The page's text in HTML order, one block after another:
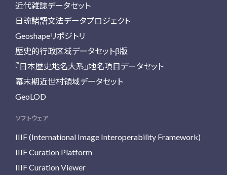
近代雑誌データセット
日琉諸語文法データプロジェクト
Geoshapeリポジトリ
歴史的行政区域データセットβ版
『日本歴史地名大系』地名項目データセット
幕末期近世村領域データセット
GeoLOD
ソフトウェア
IIIF (International Image Interoperability Framework)
IIIF Curation Platform
IIIF Curation Viewer